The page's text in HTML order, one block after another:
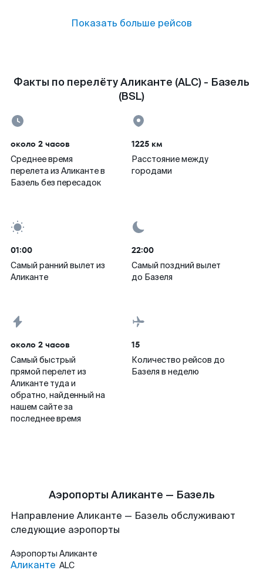
Показать больше рейсов
Факты по перелёту Аликанте (ALC) - Базель
(BSL)
около 2 часов
Среднее время
перелета из Аликанте в
Базель без пересадок
1225 км
Расстояние между
городами
01:00
Самый ранний вылет из
Аликанте
22:00
Самый поздний вылет
до Базеля
около 2 часов
Самый быстрый
прямой перелет из
Аликанте туда и
обратно, найденный на
нашем сайте за
последнее время
15
Количество рейсов до
Базеля в неделю
Аэропорты Аликанте — Базель
Направление Аликанте — Базель обслуживают
следующие аэропорты
Аэропорты Аликанте
Аликанте ALC